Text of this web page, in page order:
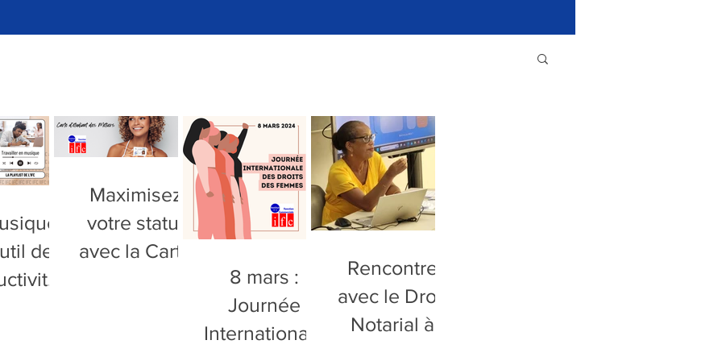
de
Maximisez
votre statut
avec la Carte
8 mars :
Journée
Internationale
Rencontre
avec le Droit
Notarial à